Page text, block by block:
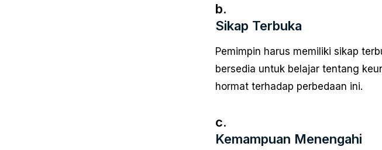
b.
Sikap Terbuka
Pemimpin harus memiliki sikap
bersedia untuk belajar tentang
hormat terhadap perbedaan ini.
c.
Kemampuan Menengahi